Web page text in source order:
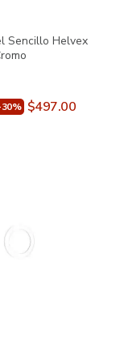
Sencillo Helvex
$497.00